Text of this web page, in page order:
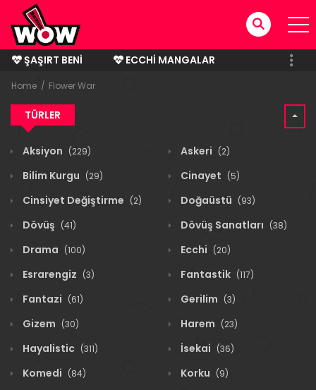
ŞAŞIRT BENI
ECCHI MANGALAR
BITMIŞ MANGALAR
Home Flower War
TÜRLER
Aksiyon (229) Askeri (2)
Bilim Kurgu (29) Cinayet (5)
Cinsiyet Değiştirme (2) Doğaüstü (93)
Dövüş (41) Dövüş Sanatları (38)
Drama (100) Ecchi (20)
Esrarengiz (3) Fantastik (117)
Fantazi (61) Gerilim (3)
Gizem (30) Harem (23)
Hayalistic (311) İsekai (36)
Komedi (84) Korku (9)